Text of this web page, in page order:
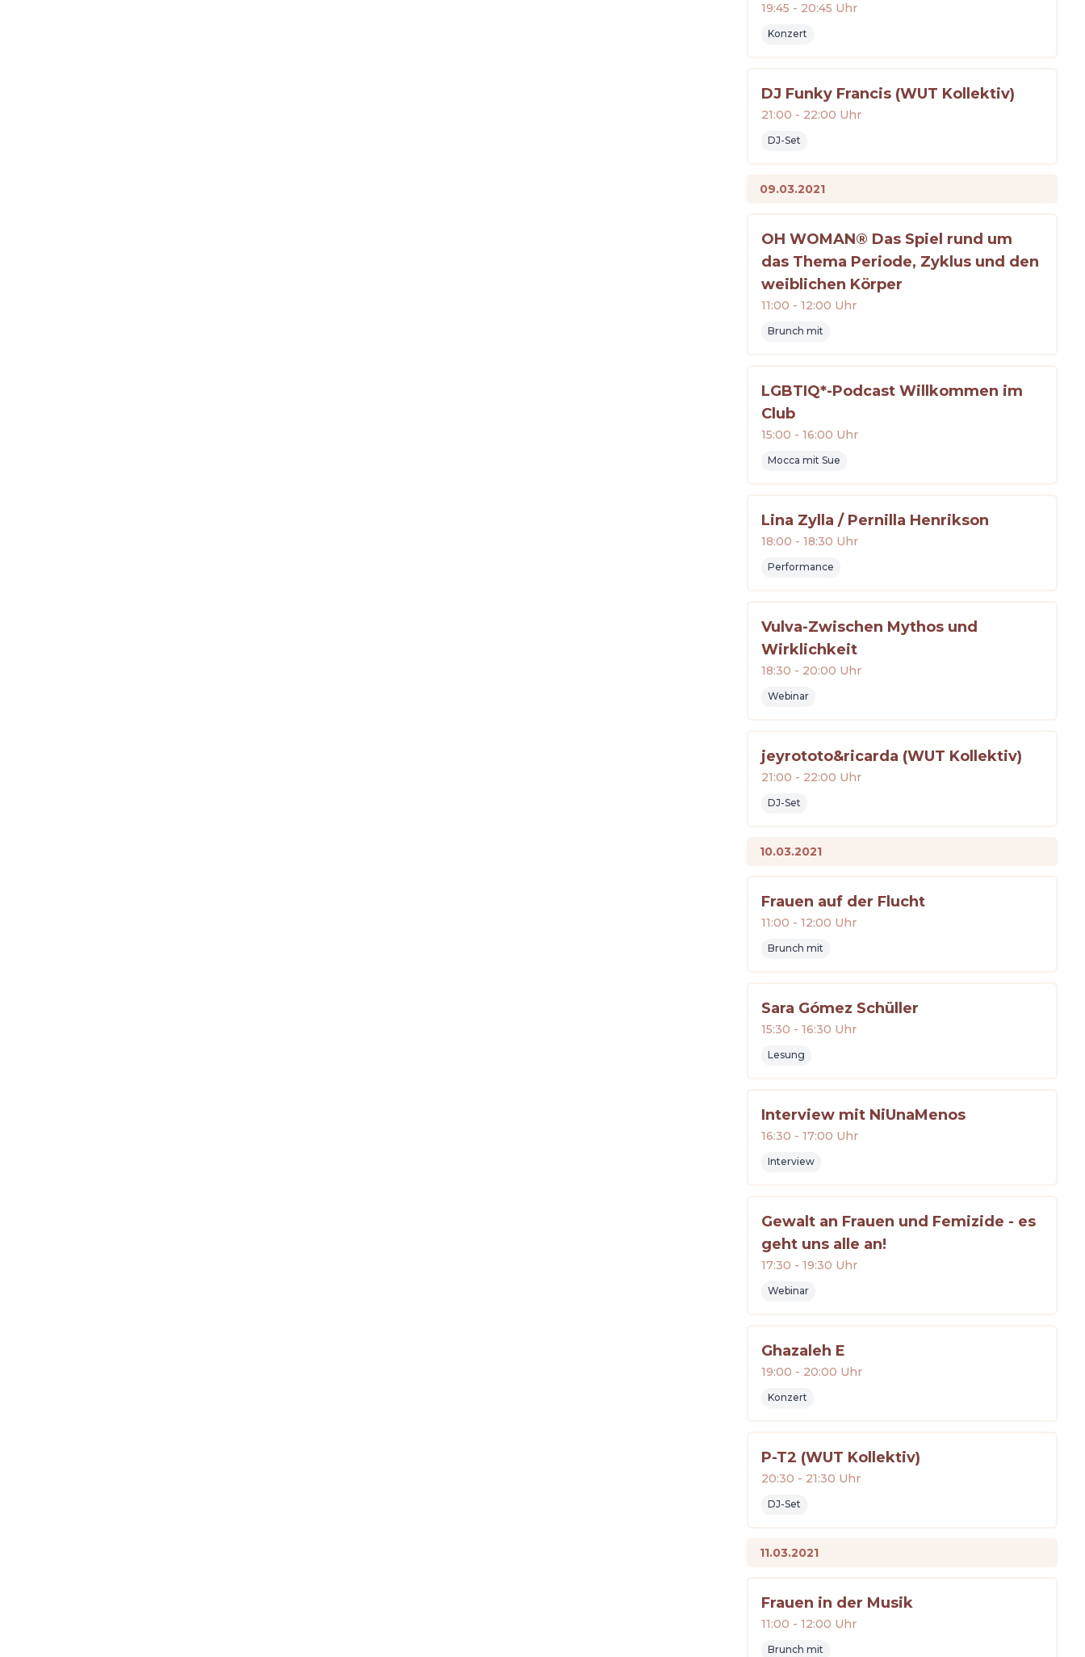
19:45 - 20:45 Uhr
Konzert
DJ Funky Francis (WUT Kollektiv)
21:00 - 22:00 Uhr
DJ-Set
09.03.2021
OH WOMAN® Das Spiel rund um
das Thema Periode, Zyklus und den
weiblichen Körper
11:00 - 12:00 Uhr
Brunch mit
LGBTIQ*-Podcast Willkommen im
Club
15:00 - 16:00 Uhr
Mocca mit Sue
Lina Zylla / Pernilla Henrikson
18:00 - 18:30 Uhr
Performance
Vulva-Zwischen Mythos und
Wirklichkeit
18:30 - 20:00 Uhr
Webinar
jeyrototo&ricarda (WUT Kollektiv)
21:00 - 22:00 Uhr
DJ-Set
10.03.2021
Frauen auf der Flucht
11:00 - 12:00 Uhr
Brunch mit
Sara Gómez Schüller
15:30 - 16:30 Uhr
Lesung
Interview mit NiUnaMenos
16:30 - 17:00 Uhr
Interview
Gewalt an Frauen und Femizide - es
geht uns alle an!
17:30 - 19:30 Uhr
Webinar
Ghazaleh E
19:00 - 20:00 Uhr
Konzert
P-T2 (WUT Kollektiv)
20:30 - 21:30 Uhr
DJ-Set
11.03.2021
Frauen in der Musik
11:00 - 12:00 Uhr
Brunch mit